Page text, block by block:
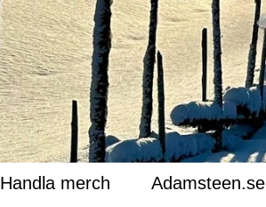
Handla merch Adamsteen.se